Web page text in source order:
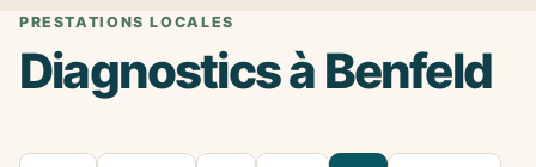
PRESTATIONS LOCALES
Diagnostics à Benfeld